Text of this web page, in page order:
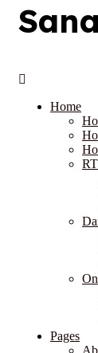
Home
Pages